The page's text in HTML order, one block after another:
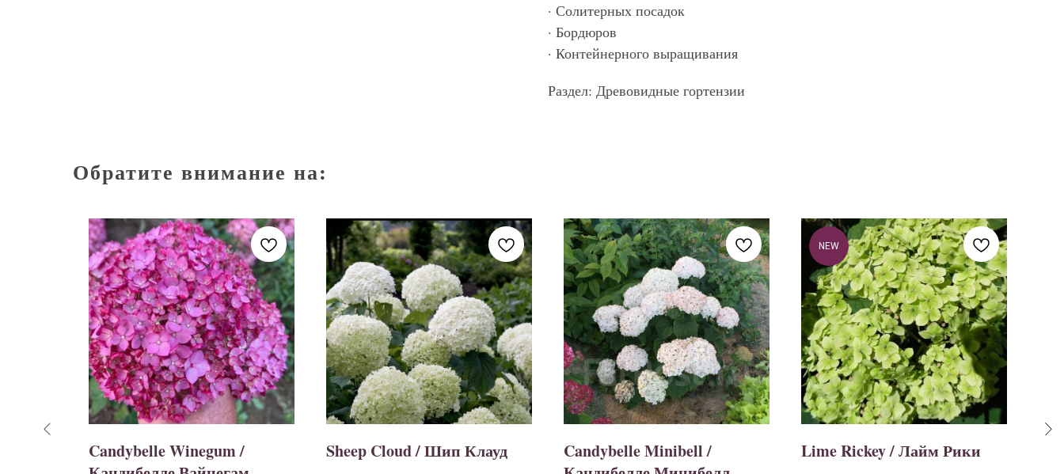
· Солитерных посадок
· Бордюров
· Контейнерного выращивания
Раздел: Древовидные гортензии
Обратите внимание на:
Candybelle Winegum /
Sheep Cloud / Шип Клауд
Candybelle Minibell /
NEW
Lime Rickey / Лайм Рики